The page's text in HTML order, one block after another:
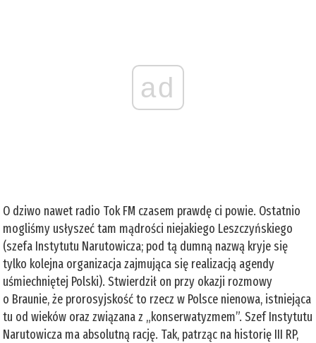
ad
O dziwo nawet radio Tok FM czasem prawdę ci powie. Ostatnio
mogliśmy usłyszeć tam mądrości niejakiego Leszczyńskiego
(szefa Instytutu Narutowicza; pod tą dumną nazwą kryje się
tylko kolejna organizacja zajmująca się realizacją agendy
uśmiechniętej Polski). Stwierdził on przy okazji rozmowy
o Braunie, że prorosyjskość to rzecz w Polsce nienowa, istniejąca
tu od wieków oraz związana z „konserwatyzmem”. Szef Instytutu
Narutowicza ma absolutną rację. Tak, patrząc na historię III RP,